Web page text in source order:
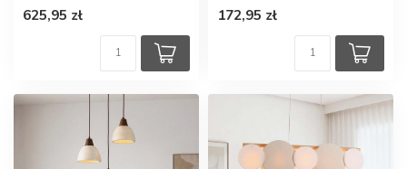
625,95 zł 172,95 zł